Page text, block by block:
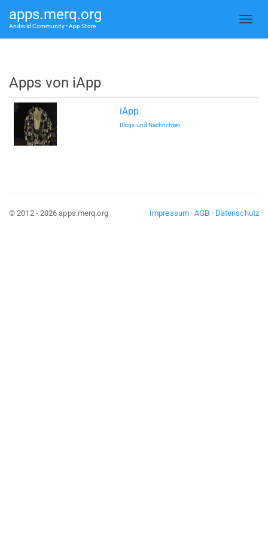
apps.merq.org
Android Community • App Store
Apps von iApp
iApp
Blogs und Nachrichten
Impressum·AGB · Datenschutz
© 2012 - 2026 apps.merq.org